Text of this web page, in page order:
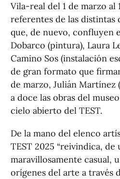
Vila-real del 1 de marzo al
referentes de las distintas
que, de nuevo, confluyen
Dobarco (pintura), Laura
Camino Sos (instalación
de gran formato que
de marzo, Julián Martínez
a doce las obras del
cielo abierto del TEST.
De la mano del elenco
TEST 2025 “reivindica, de
maravillosamente casual,
orígenes del arte a través